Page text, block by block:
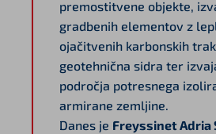
premostitvene objekte,
gradbenih elementov z
ojačitvenih karbonskih
geotehnična sidra ter
področja potresnega
armirane zemljine.
Danes je Freyssinet Adria